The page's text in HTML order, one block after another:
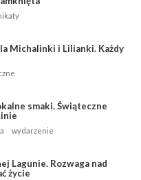
Michalinki i Lilianki. Każdy
smaki. Świąteczne
wydarzenie
Lagunie. Rozwaga nad
życie